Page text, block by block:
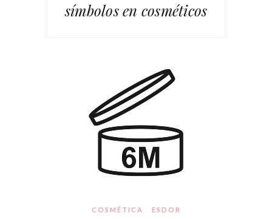
símbolos en cosméticos
COSMÉTICA ESDOR